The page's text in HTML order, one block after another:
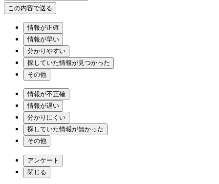
情報が正確
情報が早い
分かりやすい
探していた情報が見つかった
その他
情報が不正確
情報が遅い
分かりにくい
探していた情報が無かった
その他
アンケート
閉じる